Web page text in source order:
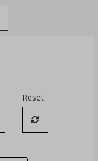
między literami
interlinię i margines
Reset:
Przywróć